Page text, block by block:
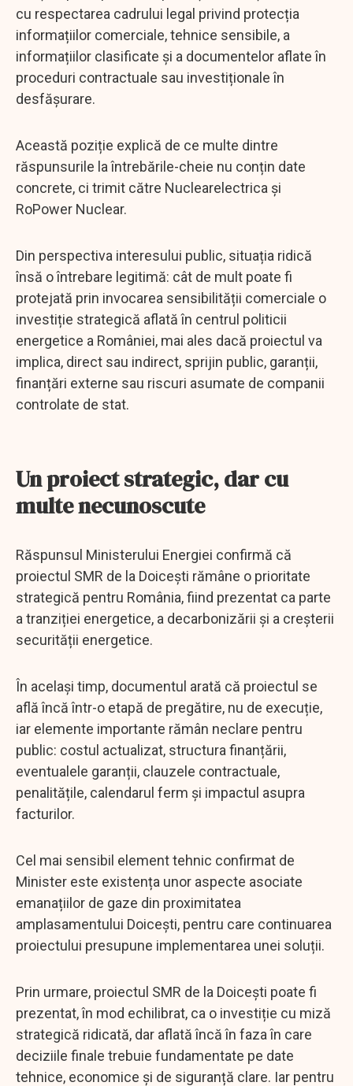
cu respectarea cadrului legal privind protecția
informațiilor comerciale, tehnice sensibile, a
informațiilor clasificate și a documentelor aflate în
proceduri contractuale sau investiționale în
desfășurare.
Această poziție explică de ce multe dintre
răspunsurile la întrebările-cheie nu conțin date
concrete, ci trimit către Nuclearelectrica și
RoPower Nuclear.
Din perspectiva interesului public, situația ridică
însă o întrebare legitimă: cât de mult poate fi
protejată prin invocarea sensibilității comerciale o
investiție strategică aflată în centrul politicii
energetice a României, mai ales dacă proiectul va
implica, direct sau indirect, sprijin public, garanții,
finanțări externe sau riscuri asumate de companii
controlate de stat.
Un proiect strategic, dar cu
multe necunoscute
Răspunsul Ministerului Energiei confirmă că
proiectul SMR de la Doicești rămâne o prioritate
strategică pentru România, fiind prezentat ca parte
a tranziției energetice, a decarbonizării și a creșterii
securității energetice.
În același timp, documentul arată că proiectul se
află încă într-o etapă de pregătire, nu de execuție,
iar elemente importante rămân neclare pentru
public: costul actualizat, structura finanțării,
eventualele garanții, clauzele contractuale,
penalitățile, calendarul ferm și impactul asupra
facturilor.
Cel mai sensibil element tehnic confirmat de
Minister este existența unor aspecte asociate
emanațiilor de gaze din proximitatea
amplasamentului Doicești, pentru care continuarea
proiectului presupune implementarea unei soluții.
Prin urmare, proiectul SMR de la Doicești poate fi
prezentat, în mod echilibrat, ca o investiție cu miză
strategică ridicată, dar aflată încă în faza în care
deciziile finale trebuie fundamentate pe date
tehnice, economice și de siguranță clare. Iar pentru